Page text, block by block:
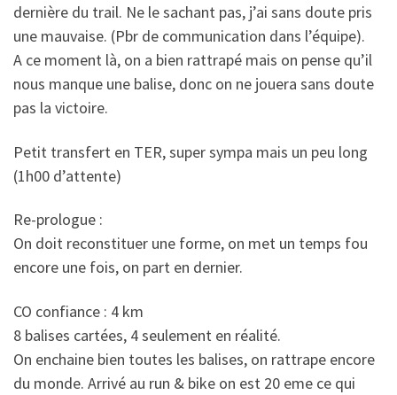
dernière du trail. Ne le sachant pas, j’ai sans doute pris
une mauvaise. (Pbr de communication dans l’équipe).
A ce moment là, on a bien rattrapé mais on pense qu’il
nous manque une balise, donc on ne jouera sans doute
pas la victoire.
Petit transfert en TER, super sympa mais un peu long
(1h00 d’attente)
Re-prologue :
On doit reconstituer une forme, on met un temps fou
encore une fois, on part en dernier.
CO confiance : 4 km
8 balises cartées, 4 seulement en réalité.
On enchaine bien toutes les balises, on rattrape encore
du monde. Arrivé au run & bike on est 20 eme ce qui